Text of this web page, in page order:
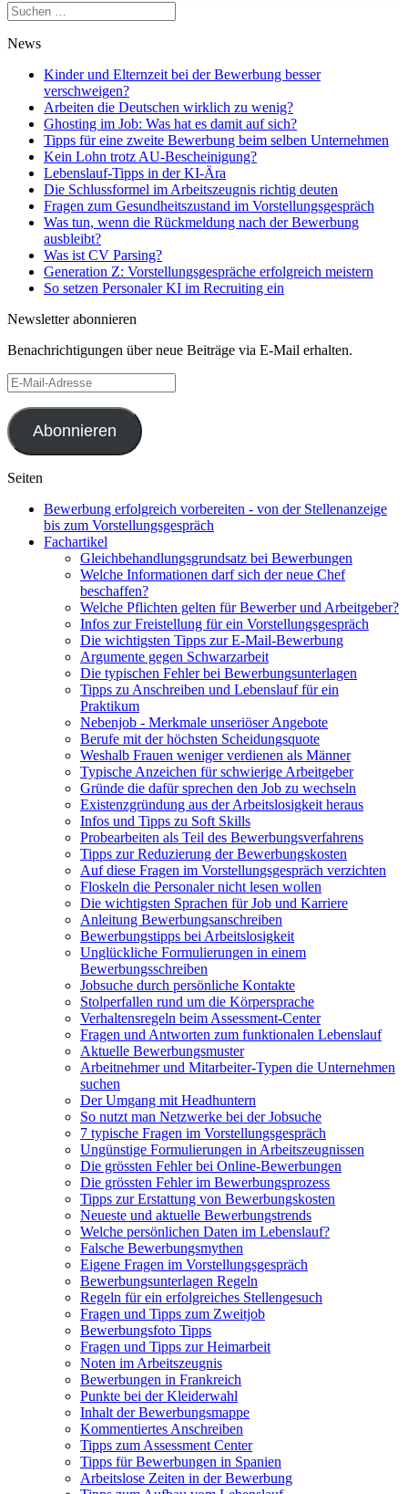
Suchen
nach:
News
Kinder und Elternzeit bei der Bewerbung besser
verschweigen?
Arbeiten die Deutschen wirklich zu wenig?
Ghosting im Job: Was hat es damit auf sich?
Tipps für eine zweite Bewerbung beim selben Unternehmen
Kein Lohn trotz AU-Bescheinigung?
Lebenslauf-Tipps in der KI-Ära
Die Schlussformel im Arbeitszeugnis richtig deuten
Fragen zum Gesundheitszustand im Vorstellungsgespräch
Was tun, wenn die Rückmeldung nach der Bewerbung
ausbleibt?
Was ist CV Parsing?
Generation Z: Vorstellungsgespräche erfolgreich meistern
So setzen Personaler KI im Recruiting ein
Newsletter abonnieren
Benachrichtigungen über neue Beiträge via E-Mail erhalten.
E-
Mail-
Adresse
Abonnieren
Seiten
Bewerbung erfolgreich vorbereiten - von der Stellenanzeige
bis zum Vorstellungsgespräch
Fachartikel
Gleichbehandlungsgrundsatz bei Bewerbungen
Welche Informationen darf sich der neue Chef
beschaffen?
Welche Pflichten gelten für Bewerber und Arbeitgeber?
Infos zur Freistellung für ein Vorstellungsgespräch
Die wichtigsten Tipps zur E-Mail-Bewerbung
Argumente gegen Schwarzarbeit
Die typischen Fehler bei Bewerbungsunterlagen
Tipps zu Anschreiben und Lebenslauf für ein
Praktikum
Nebenjob - Merkmale unseriöser Angebote
Berufe mit der höchsten Scheidungsquote
Weshalb Frauen weniger verdienen als Männer
Typische Anzeichen für schwierige Arbeitgeber
Gründe die dafür sprechen den Job zu wechseln
Existenzgründung aus der Arbeitslosigkeit heraus
Infos und Tipps zu Soft Skills
Probearbeiten als Teil des Bewerbungsverfahrens
Tipps zur Reduzierung der Bewerbungskosten
Auf diese Fragen im Vorstellungsgespräch verzichten
Floskeln die Personaler nicht lesen wollen
Die wichtigsten Sprachen für Job und Karriere
Anleitung Bewerbungsanschreiben
Bewerbungstipps bei Arbeitslosigkeit
Unglückliche Formulierungen in einem
Bewerbungsschreiben
Jobsuche durch persönliche Kontakte
Stolperfallen rund um die Körpersprache
Verhaltensregeln beim Assessment-Center
Fragen und Antworten zum funktionalen Lebenslauf
Aktuelle Bewerbungsmuster
Arbeitnehmer und Mitarbeiter-Typen die Unternehmen
suchen
Der Umgang mit Headhuntern
So nutzt man Netzwerke bei der Jobsuche
7 typische Fragen im Vorstellungsgespräch
Ungünstige Formulierungen in Arbeitszeugnissen
Die grössten Fehler bei Online-Bewerbungen
Die grössten Fehler im Bewerbungsprozess
Tipps zur Erstattung von Bewerbungskosten
Neueste und aktuelle Bewerbungstrends
Welche persönlichen Daten im Lebenslauf?
Falsche Bewerbungsmythen
Eigene Fragen im Vorstellungsgespräch
Bewerbungsunterlagen Regeln
Regeln für ein erfolgreiches Stellengesuch
Fragen und Tipps zum Zweitjob
Bewerbungsfoto Tipps
Fragen und Tipps zur Heimarbeit
Noten im Arbeitszeugnis
Bewerbungen in Frankreich
Punkte bei der Kleiderwahl
Inhalt der Bewerbungsmappe
Kommentiertes Anschreiben
Tipps zum Assessment Center
Tipps für Bewerbungen in Spanien
Arbeitslose Zeiten in der Bewerbung